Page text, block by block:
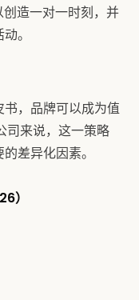
造一对一时刻，并
。
，品牌可以成为值
司来说，这一策略
差异化因素。
）